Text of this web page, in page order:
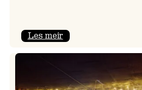
Les meir:
&
Kit